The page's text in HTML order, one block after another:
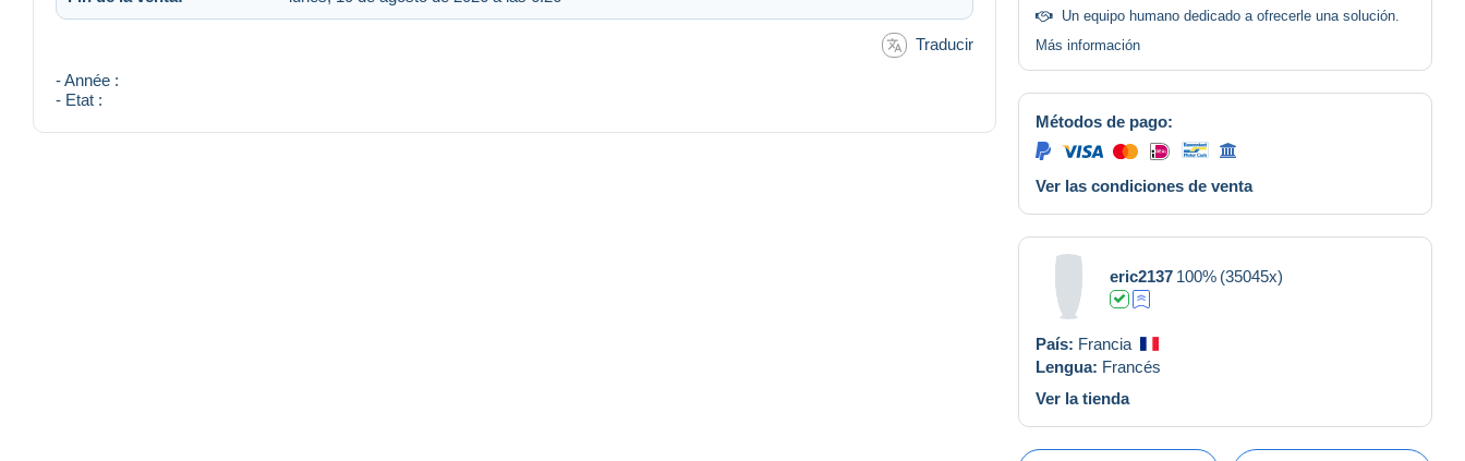
Traducir
- Année :
- Etat :
Un equipo humano dedicado a ofrecerle una solución.
Más información
Métodos de pago:
Ver las condiciones de venta
eric2137 100% (35045x)
País: Francia
Lengua: Francés
Ver la tienda